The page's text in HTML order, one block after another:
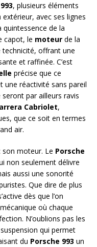
, plusieurs éléments
avec ses lignes
de la
capot, le moteur de la
offrant une
et raffinée. C’est
précise que ce
réactivité sans pareil
par ailleurs ravis
Cabriolet,
que ce soit en termes
air.
moteur. Le Porsche
non seulement délivre
aussi une sonorité
Que dire de plus
dès que l’on
où chaque
N’oublions pas les
qui permet
du Porsche 993 un